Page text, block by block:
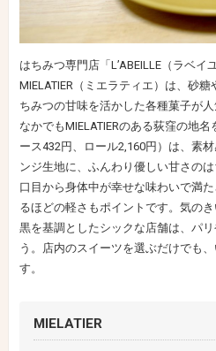
はちみつ専門店「L’ABEILLE（ラベ
MIELATIER（ミエラティエ）は、砂
ちみつの甘味を活かした各種菓子が人
なかでもMIELATIERのある荻窪の地
ース432円、ロール2,160円）は、素
ンジ生地に、ふんわり優しい甘さの
口目から身体中が幸せな味わいで満
るほどの軽さもポイントです。気の
黒を基調としたシックな店舗は、パ
う。店内のスイーツを選ぶだけでも
す。
MIELATIER